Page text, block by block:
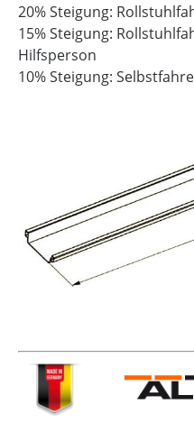
20% Steigung:
15% Steigung:
Hilfsperson
10% Steigung: